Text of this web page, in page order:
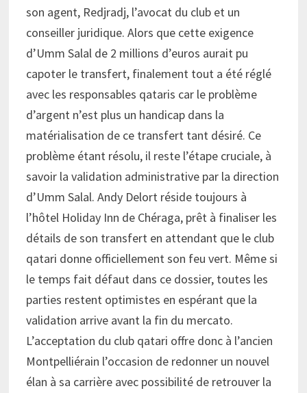
son agent, Redjradj, l’avocat du club et un
conseiller juridique. Alors que cette exigence
d’Umm Salal de 2 millions d’euros aurait pu
capoter le transfert, finalement tout a été réglé
avec les responsables qataris car le problème
d’argent n’est plus un handicap dans la
matérialisation de ce transfert tant désiré. Ce
problème étant résolu, il reste l’étape cruciale, à
savoir la validation administrative par la direction
d’Umm Salal. Andy Delort réside toujours à
l’hôtel Holiday Inn de Chéraga, prêt à finaliser les
détails de son transfert en attendant que le club
qatari donne officiellement son feu vert. Même si
le temps fait défaut dans ce dossier, toutes les
parties restent optimistes en espérant que la
validation arrive avant la fin du mercato.
L’acceptation du club qatari offre donc à l’ancien
Montpelliérain l’occasion de redonner un nouvel
élan à sa carrière avec possibilité de retrouver la